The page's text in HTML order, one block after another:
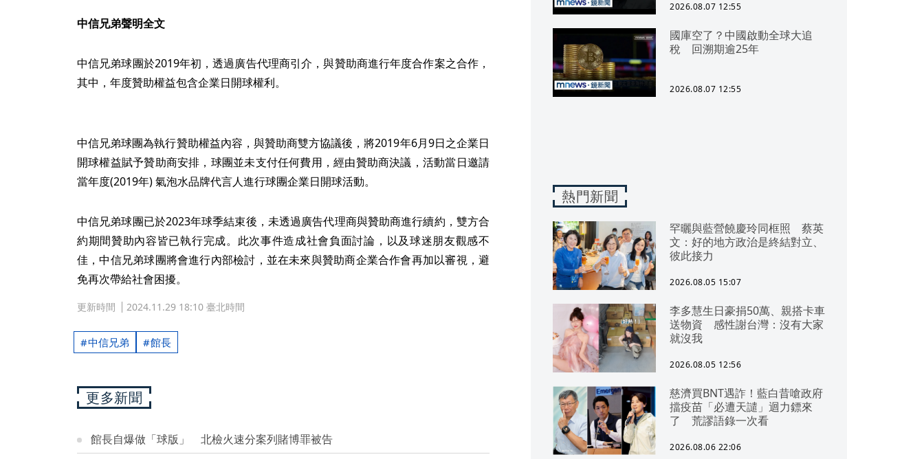
中信兄弟聲明全文
中信兄弟球團於2019年初，透過廣告代理商引介，與贊助商進行年度合作案之合作，
其中，年度贊助權益包含企業日開球權利。
中信兄弟球團為執行贊助權益內容，與贊助商雙方協議後，將2019年6月9日之企業日
開球權益賦予贊助商安排，球團並未支付任何費用，經由贊助商決議，活動當日邀請
當年度(2019年) 氣泡水品牌代言人進行球團企業日開球活動。
中信兄弟球團已於2023年球季結束後，未透過廣告代理商與贊助商進行續約，雙方合
約期間贊助內容皆已執行完成。此次事件造成社會負面討論，以及球迷朋友觀感不
佳，中信兄弟球團將會進行內部檢討，並在未來與贊助商企業合作會再加以審視，避
免再次帶給社會困擾。
更新時間 2024.11.29 18:10 臺北時間
中信兄弟 館長
更多新聞
館長自爆做「球版」 北檢火速分案列賭博罪被告
2026.08.07 12:55
國庫空了？中國啟動全球大追
稅 回溯期逾25年
2026.08.07 12:55
熱門新聞
罕曬與藍營饒慶玲同框照 蔡英
文：好的地方政治是終結對立、
彼此接力
2026.08.05 15:07
李多慧生日豪捐50萬、親搭卡車
送物資 感性謝台灣：沒有大家
就沒我
2026.08.05 12:56
慈濟買BNT遇詐！藍白昔嗆政府
擋疫苗「必遭天譴」迴力鏢來
了 荒謬語錄一次看
2026.08.06 22:06